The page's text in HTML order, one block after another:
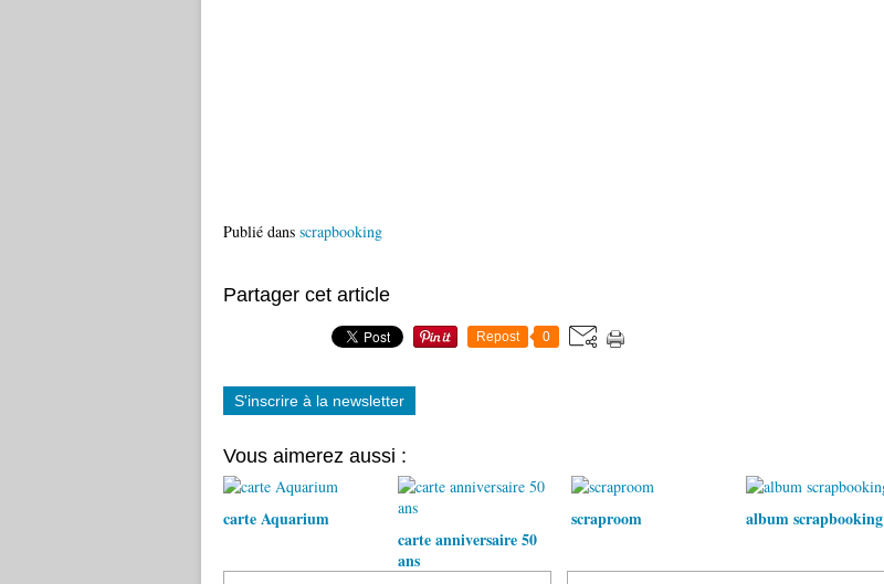
Publié dans scrapbooking
Partager cet article
Repost 0
S'inscrire à la newsletter
Vous aimerez aussi :
carte Aquarium
carte anniversaire 50
ans
scraproom album scrapbooking